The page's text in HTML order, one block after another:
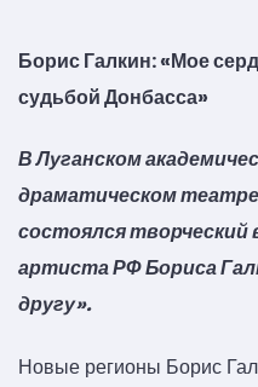
Борис Галкин: «Мое
судьбой Донбасса»
В Луганском
драматическом
состоялся творческий
артиста РФ Бориса
другу».
Новые регионы Борис